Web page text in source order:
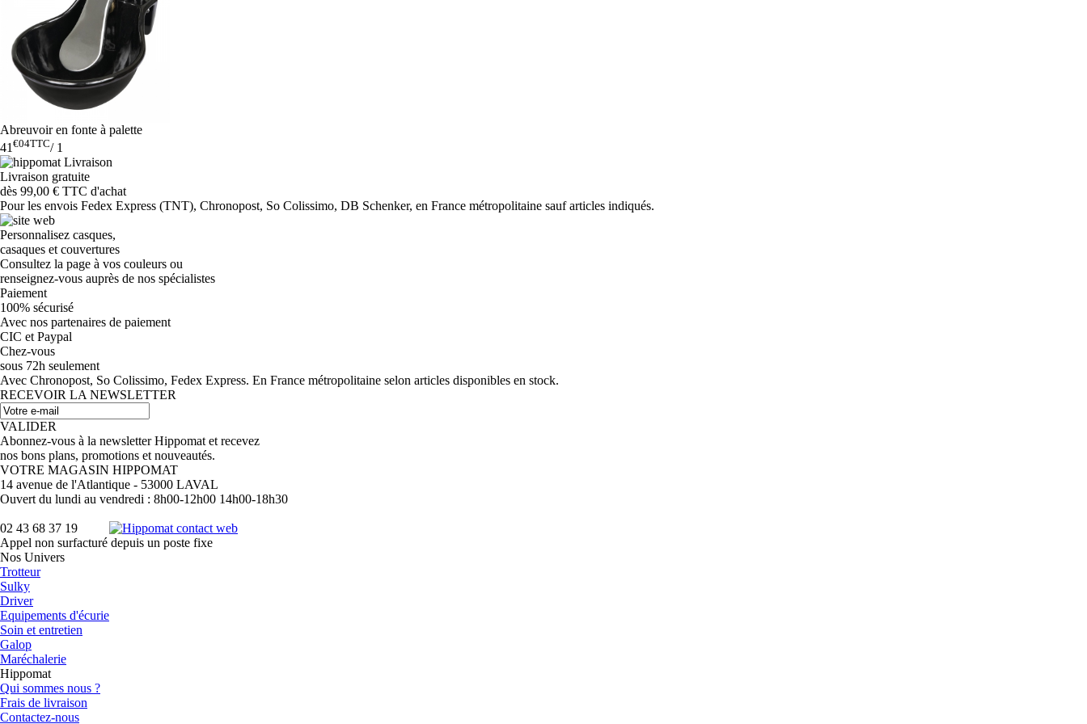
Abreuvoir en fonte à palette
41€04TTC/1
Livraison gratuite
dès 99,00 € TTC d'achat
Pour les envois Fedex Express (TNT), Chronopost, So Colissimo, DB Schenker, en France métropolitaine sauf articles indiqués.
Personnalisez casques,
casaques et couvertures
Consultez la page à vos couleurs ou
renseignez-vous auprès de nos spécialistes
Paiement
100% sécurisé
Avec nos partenaires de paiement
CIC et Paypal
Chez-vous
sous 72h seulement
Avec Chronopost, So Colissimo, Fedex Express. En France métropolitaine selon articles disponibles en stock.
RECEVOIR LA NEWSLETTER
VALIDER
Abonnez-vous à la newsletter Hippomat et recevez
nos bons plans, promotions et nouveautés.
VOTRE MAGASIN HIPPOMAT
14 avenue de l'Atlantique - 53000 LAVAL
Ouvert du lundi au vendredi : 8h00-12h00 14h00-18h30
02 43 68 37 19
Appel non surfacturé depuis un poste fixe
Nos Univers
Trotteur
Sulky
Driver
Equipements d'écurie
Soin et entretien
Galop
Maréchalerie
Hippomat
Qui sommes nous ?
Frais de livraison
Contactez-nous